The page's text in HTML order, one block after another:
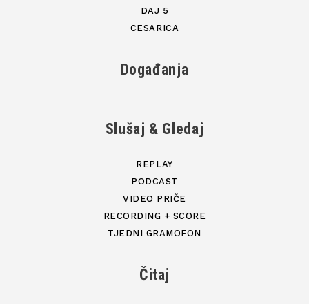
DAJ 5
CESARICA
Događanja
Slušaj & Gledaj
REPLAY
PODCAST
VIDEO PRIČE
RECORDING + SCORE
TJEDNI GRAMOFON
Čitaj